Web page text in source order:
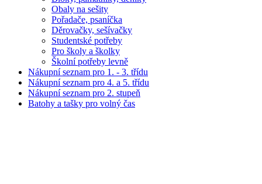
Obaly na sešity
Pořadače, psaníčka
Děrovačky, sešívačky
Studentské potřeby
Pro školy a školky
Školní potřeby levně
Nákupní seznam pro 1. - 3. třídu
Nákupní seznam pro 4. a 5. třídu
Nákupní seznam pro 2. stupeň
Batohy a tašky pro volný čas